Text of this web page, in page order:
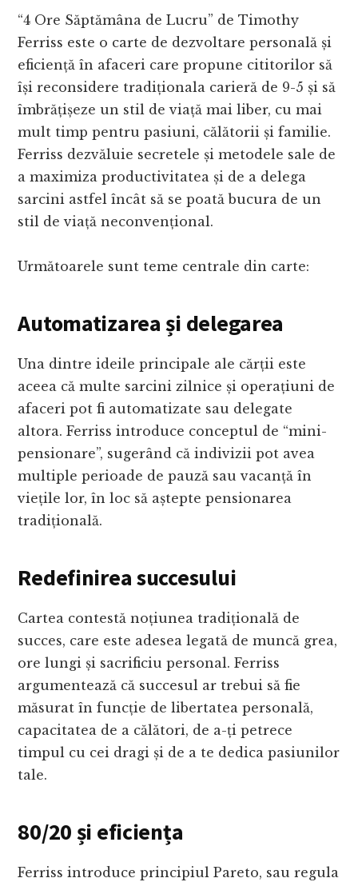
“4 Ore Săptămâna de Lucru” de Timothy
Ferriss este o carte de dezvoltare personală și
eficiență în afaceri care propune cititorilor să
își reconsidere tradiționala carieră de 9-5 și să
îmbrățișeze un stil de viață mai liber, cu mai
mult timp pentru pasiuni, călătorii și familie.
Ferriss dezvăluie secretele și metodele sale de
a maximiza productivitatea și de a delega
sarcini astfel încât să se poată bucura de un
stil de viață neconvențional.
Următoarele sunt teme centrale din carte:
Automatizarea și delegarea
Una dintre ideile principale ale cărții este
aceea că multe sarcini zilnice și operațiuni de
afaceri pot fi automatizate sau delegate
altora. Ferriss introduce conceptul de “mini-
pensionare”, sugerând că indivizii pot avea
multiple perioade de pauză sau vacanță în
viețile lor, în loc să aștepte pensionarea
tradițională.
Redefinirea succesului
Cartea contestă noțiunea tradițională de
succes, care este adesea legată de muncă grea,
ore lungi și sacrificiu personal. Ferriss
argumentează că succesul ar trebui să fie
măsurat în funcție de libertatea personală,
capacitatea de a călători, de a-ți petrece
timpul cu cei dragi și de a te dedica pasiunilor
tale.
80/20 și eficiența
Ferriss introduce principiul Pareto, sau regula